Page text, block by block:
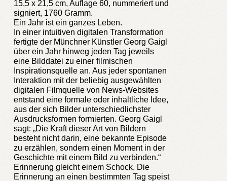
15,5 x 21,5 cm, Auflage 60, nummeriert und
signiert, 1760 Gramm.
Ein Jahr ist ein ganzes Leben.
In einer intuitiven digitalen Transformation
fertigte der Münchner Künstler Georg Gaigl
über ein Jahr hinweg jeden Tag jeweils
eine Bilddatei zu einer filmischen
Inspirationsquelle an. Aus jeder spontanen
Interaktion mit der beliebig ausgewählten
digitalen Filmquelle von News-Websites
entstand eine formale oder inhaltliche Idee,
aus der sich Bilder unterschiedlichster
Ausdrucksformen formierten. Georg Gaigl
sagt: „Die Kraft dieser Art von Bildern
besteht nicht darin, eine bekannte Episode
zu erzählen, sondern einen Moment in der
Geschichte mit einem Bild zu verbinden.“
Erinnerung gleicht einem Schock. Die
Erinnerung an einen bestimmten Tag speist